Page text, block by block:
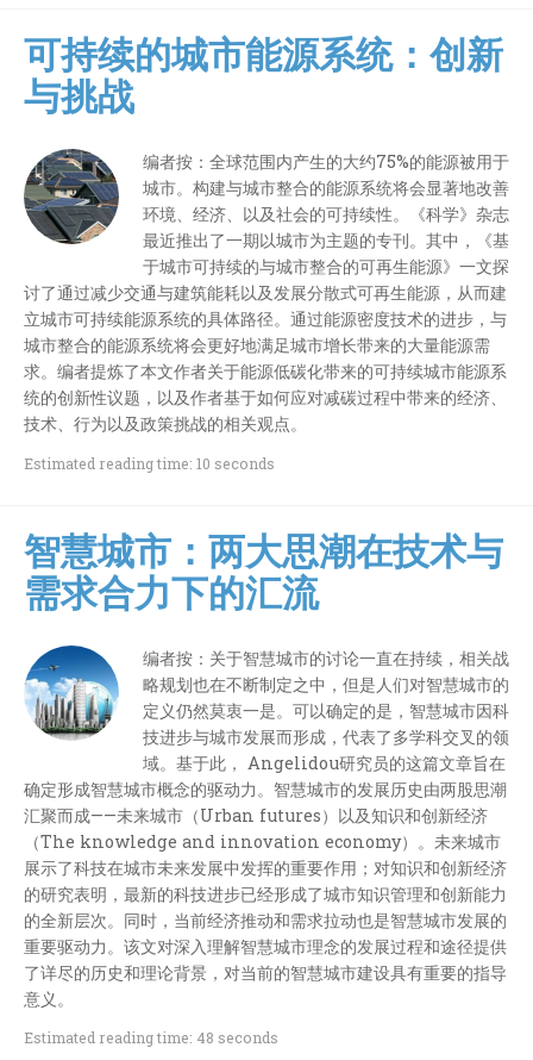
可持续的城市能源系统：创新
与挑战
编者按：全球范围内产生的大约75%的能源被用于
城市。构建与城市整合的能源系统将会显著地改善
环境、经济、以及社会的可持续性。《科学》杂志
最近推出了一期以城市为主题的专刊。其中，《基
于城市可持续的与城市整合的可再生能源》一文探
讨了通过减少交通与建筑能耗以及发展分散式可再生能源，从而建
立城市可持续能源系统的具体路径。通过能源密度技术的进步，与
城市整合的能源系统将会更好地满足城市增长带来的大量能源需
求。编者提炼了本文作者关于能源低碳化带来的可持续城市能源系
统的创新性议题，以及作者基于如何应对减碳过程中带来的经济、
技术、行为以及政策挑战的相关观点。
Estimated reading time: 10 seconds
智慧城市：两大思潮在技术与
需求合力下的汇流
编者按：关于智慧城市的讨论一直在持续，相关战
略规划也在不断制定之中，但是人们对智慧城市的
定义仍然莫衷一是。可以确定的是，智慧城市因科
技进步与城市发展而形成，代表了多学科交叉的领
域。基于此， Angelidou研究员的这篇文章旨在
确定形成智慧城市概念的驱动力。智慧城市的发展历史由两股思潮
汇聚而成——未来城市（Urban futures）以及知识和创新经济
（The knowledge and innovation economy）。未来城市
展示了科技在城市未来发展中发挥的重要作用；对知识和创新经济
的研究表明，最新的科技进步已经形成了城市知识管理和创新能力
的全新层次。同时，当前经济推动和需求拉动也是智慧城市发展的
重要驱动力。该文对深入理解智慧城市理念的发展过程和途径提供
了详尽的历史和理论背景，对当前的智慧城市建设具有重要的指导
意义。
Estimated reading time: 48 seconds